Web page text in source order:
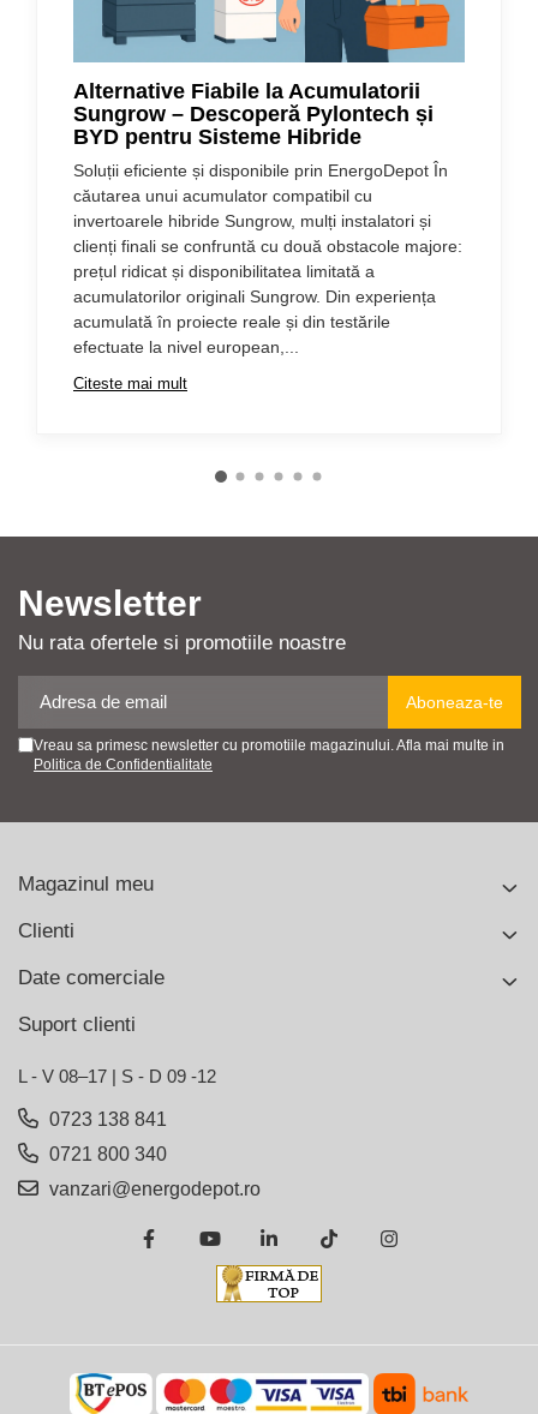
Alternative Fiabile la Acumulatorii
Sungrow – Descoperă Pylontech și
BYD pentru Sisteme Hibride
Soluții eficiente și disponibile prin EnergoDepot În
căutarea unui acumulator compatibil cu
invertoarele hibride Sungrow, mulți instalatori și
clienți finali se confruntă cu două obstacole majore:
prețul ridicat și disponibilitatea limitată a
acumulatorilor originali Sungrow. Din experiența
acumulată în proiecte reale și din testările
efectuate la nivel european,...
Citeste mai mult
Newsletter
Nu rata ofertele si promotiile noastre
Vreau sa primesc newsletter cu promotiile magazinului. Afla mai multe in
Politica de Confidentialitate
Magazinul meu
Clienti
Date comerciale
Suport clienti
L - V 08–17 | S - D 09 -12
0723 138 841
0721 800 340
vanzari@energodepot.ro